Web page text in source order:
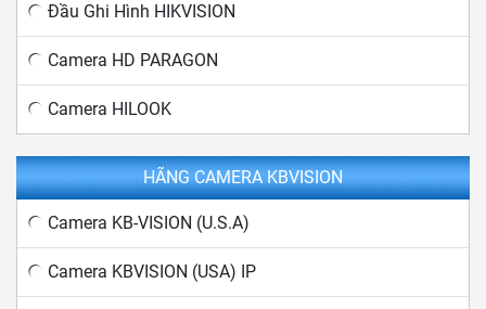
Đầu Ghi Hình HIKVISION
Camera HD PARAGON
Camera HILOOK
HÃNG CAMERA KBVISION
Camera KB-VISION (U.S.A)
Camera KBVISION (USA) IP